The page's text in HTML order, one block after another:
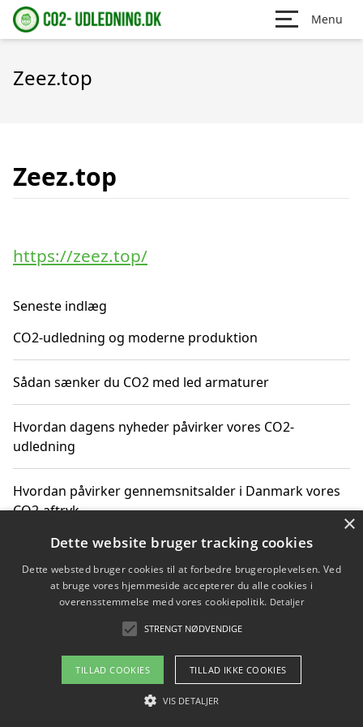
Menu
Zeez.top
Zeez.top
https://zeez.top/
Seneste indlæg
CO2-udledning og moderne produktion
Sådan sænker du CO2 med led armaturer
Hvordan dagens nyheder påvirker vores CO2-
udledning
Hvordan påvirker gennemsnitsalder i Danmark vores
CO2-aftryk
Hvordan nyheder om CO2-udledning påvirker vores
hverdag
Om / kontakt
Blog Betingelser
×
Dette website bruger tracking cookies
Dette websted bruger cookies til at forbedre brugeroplevelsen. Ved
at bruge vores hjemmeside accepterer du alle cookies i
overensstemmelse med vores cookiepolitik. Detaljer
STRENGT NØDVENDIGE
TILLAD COOKIES TILLAD IKKE COOKIES
VIS DETALJER